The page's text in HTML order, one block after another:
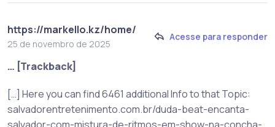
https://markello.kz/home/
25 de novembro de 2025
Acesse para responder
… [Trackback]
[…] Here you can find 6461 additional Info to that Topic:
salvadorentretenimento.com.br/duda-beat-encanta-